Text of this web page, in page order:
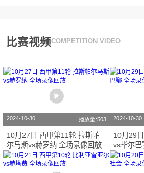
比赛视频COMPETITION VIDEO
2024-10-30 播放量:503
10月27日 西甲第11轮 拉斯帕
尔马斯vs赫罗纳 全场录像回放
2024-10-30
10月29
vs毕尔巴